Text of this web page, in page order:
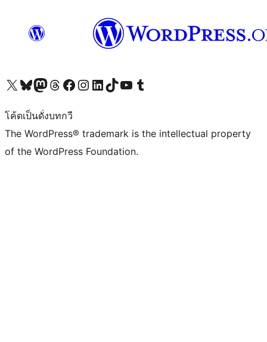
Visit our X (formerly Twitter) account
Visit our Bluesky account
Visit our Mastodon account
Visit our Threads account
Visit our Facebook page
Visit our Instagram account
Visit our LinkedIn account
Visit our TikTok account
Visit our YouTube channel
Visit our Tumblr account
โค้ดเป็นดั่งบทกวี
The WordPress® trademark is the intellectual property
of the WordPress Foundation.